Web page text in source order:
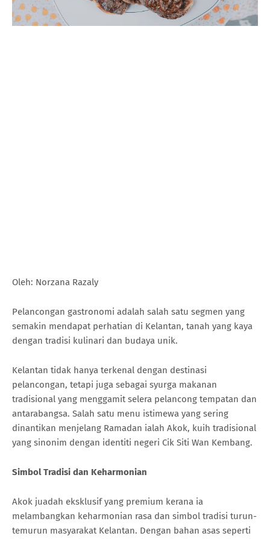
Oleh: Norzana Razaly
Pelancongan gastronomi adalah salah satu segmen yang
semakin mendapat perhatian di Kelantan, tanah yang kaya
dengan tradisi kulinari dan budaya unik.
Kelantan tidak hanya terkenal dengan destinasi
pelancongan, tetapi juga sebagai syurga makanan
tradisional yang menggamit selera pelancong tempatan dan
antarabangsa. Salah satu menu istimewa yang sering
dinantikan menjelang Ramadan ialah Akok, kuih tradisional
yang sinonim dengan identiti negeri Cik Siti Wan Kembang.
Simbol Tradisi dan Keharmonian
Akok juadah eksklusif yang premium kerana ia
melambangkan keharmonian rasa dan simbol tradisi turun-
temurun masyarakat Kelantan. Dengan bahan asas seperti